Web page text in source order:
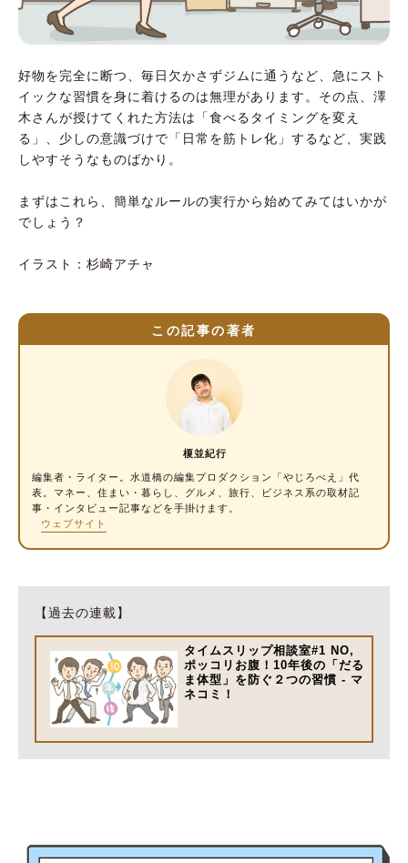
好物を完全に断つ、毎日欠かさずジムに通うなど、急にスト
イックな習慣を身に着けるのは無理があります。その点、澤
木さんが授けてくれた方法は「食べるタイミングを変え
る」、少しの意識づけで「日常を筋トレ化」するなど、実践
しやすそうなものばかり。
まずはこれら、簡単なルールの実行から始めてみてはいかが
でしょう？
イラスト：杉崎アチャ
この記事の著者
榎並紀行
編集者・ ライター
。水道橋の編集プロダクション「やじろべえ」代
表。マネー、住まい・暮らし、グルメ、旅行、ビジネス系の取材記
事・インタビュー記事などを手掛けます。
ウェブサイト
【過去の連載】
タイムスリップ相談室#1 NO,
ポッコリお腹！10年後の「だる
ま体型」を防ぐ２つの習慣 - マ
ネコミ！